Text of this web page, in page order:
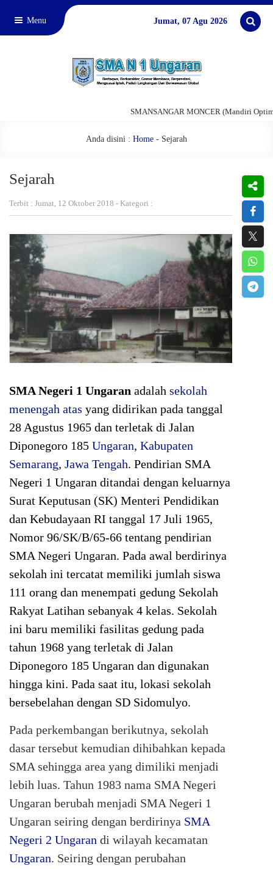
Menu Jumat, 07 Agu 2026
SMANSANGAR MONCER (Mandiri
Anda disini : Home - Sejarah
Sejarah
Terbit : Jumat, 12 Oktober 2018 - Kategori :
SMA Negeri 1 Ungaran adalah sekolah
menengah atas yang didirikan pada tanggal
28 Agustus 1965 dan terletak di Jalan
Diponegoro 185 Ungaran, Kabupaten
Semarang, Jawa Tengah. Pendirian SMA
Negeri 1 Ungaran ditandai dengan keluarnya
Surat Keputusan (SK) Menteri Pendidikan
dan Kebudayaan RI tanggal 17 Juli 1965,
Nomor 96/SK/B/65-66 tentang pendirian
SMA Negeri Ungaran. Pada awal berdirinya
sekolah ini tercatat memiliki jumlah siswa
111 orang dan menempati gedung Sekolah
Rakyat Latihan sebanyak 4 kelas. Sekolah
ini baru memiliki fasilitas gedung pada
tahun 1968 yang terletak di Jalan
Diponegoro 185 Ungaran dan digunakan
hingga kini. Pada saat itu, lokasi sekolah
bersebelahan dengan SD Sidomulyo.
Pada perkembangan berikutnya, sekolah
dasar tersebut kemudian dihibahkan kepada
SMA sehingga area yang dimiliki menjadi
lebih luas. Tahun 1983 nama SMA Negeri
Ungaran berubah menjadi SMA Negeri 1
Ungaran seiring dengan berdirinya SMA
Negeri 2 Ungaran di wilayah kecamatan
Ungaran. Seiring dengan perubahan